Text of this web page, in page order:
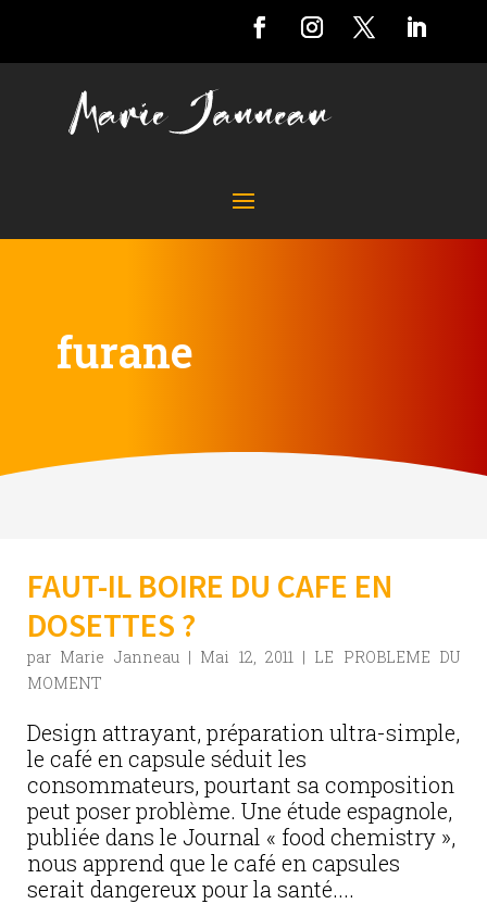
furane
FAUT-IL BOIRE DU CAFE EN
DOSETTES ?
par Marie Janneau| Mai 12, 2011| LE PROBLEME DU
MOMENT
Design attrayant, préparation ultra-simple,
le café en capsule séduit les
consommateurs, pourtant sa composition
peut poser problème. Une étude espagnole,
publiée dans le Journal « food chemistry »,
nous apprend que le café en capsules
serait dangereux pour la santé....